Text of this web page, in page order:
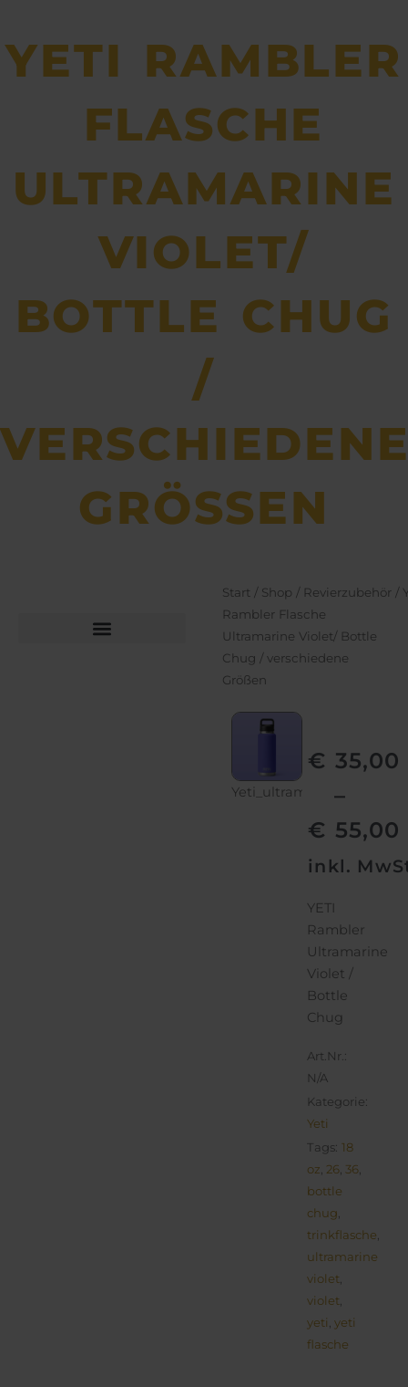
YETI RAMBLER
FLASCHE
ULTRAMARINE
VIOLET/
BOTTLE CHUG
/
GRÖSSEN
Start / Shop / Revierzubehör /
Rambler Flasche
Ultramarine Violet/ Bottle
Chug / verschiedene
Größen
€ 35,00
–
€ 55,00
inkl.
YETI
Rambler
Ultramarine
Violet /
Bottle
Chug
Art.Nr.:
N/A
Kategorie:
Yeti
Tags: 18
oz 26 ,36
bottle
chug
trinkflasche
ultramarine
violet
violet
yeti ,yeti
flasche